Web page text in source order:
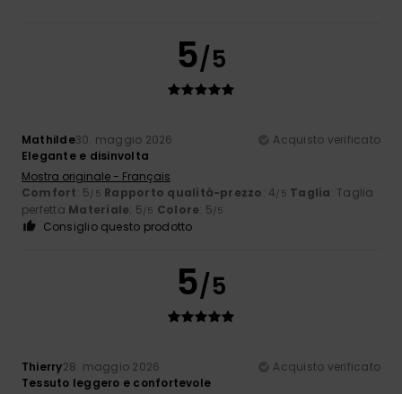
5/5
Mathilde30. maggio 2026
Acquisto verificato
Elegante e disinvolta
Mostra originale - Français
Comfort: 5/5 Rapporto qualità-prezzo: 4/5 Taglia: Taglia
perfetta Materiale: 5/5 Colore: 5/5
Consiglio questo prodotto
5/5
Thierry28. maggio 2026
Acquisto verificato
Tessuto leggero e confortevole